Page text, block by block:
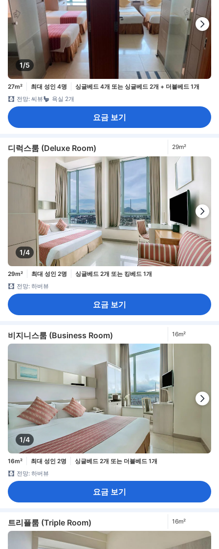
1/5
27m² 최대 성인 4명
싱글베드 4개 또는 싱글베드 2개 + 더블베드 1개
전망: 씨뷰
욕실 2개
요금 보기
디럭스룸 (Deluxe Room) 29m²
1/4
29m² 최대 성인 2명
싱글베드 2개 또는 킹베드 1개
전망: 하버뷰
요금 보기
비지니스룸 (Business Room) 16m²
1/4
16m² 최대 성인 2명
싱글베드 2개 또는 더블베드 1개
전망: 하버뷰
요금 보기
트리플룸 (Triple Room) 16m²